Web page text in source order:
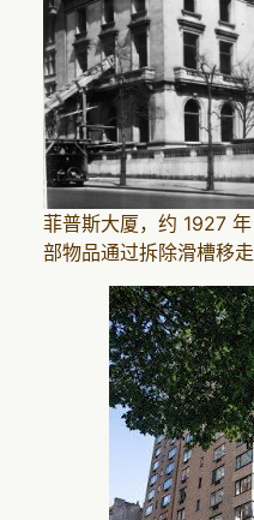
菲普斯大厦，约 1927
部物品通过拆除滑槽移走